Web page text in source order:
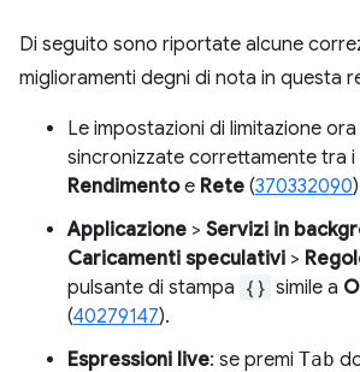
Di seguito sono riportate alcune
miglioramenti degni di nota in questa
Le impostazioni di limitazione
sincronizzate correttamente tra i
Rendimentoe Rete (370332090
Applicazione > Servizi in
Caricamenti speculativi >
pulsante di stampa {} simile a
(40279147).
Espressioni live: se premi Tab